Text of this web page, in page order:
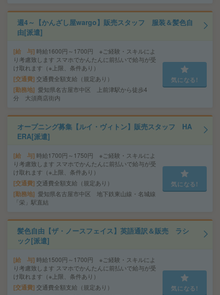
週4～【かんざし屋wargo】販売スタッフ 服装＆髪色自
由[派遣]
給 与 時給1600円～1700円 ※ご経験・スキルによ
り考慮致します スマホでかんたんに前払いで給与が受
け取れます（※上限、条件あり）
交通費 交通費全額支給（規定あり）
勤務地 愛知県名古屋市中区 上前津駅から徒歩4
分 大須商店街内
気になる!
オープニング募集【ルイ・ヴィトン】販売スタッフ HA
ERA[派遣]
給 与 時給1700円～1750円 ※ご経験・スキルによ
り考慮致します スマホでかんたんに前払いで給与が受
け取れます（※上限、条件あり）
交通費 交通費全額支給（規定あり）
勤務地 愛知県名古屋市中区 地下鉄東山線・名城線
「栄」駅直結
気になる!
髪色自由【ザ・ノースフェイス】英語通訳＆販売 ラシ
ック[派遣]
給 与 時給1500円～1700円 ※ご経験・スキルによ
り考慮致します スマホでかんたんに前払いで給与が受
け取れます（※上限、条件あり）
交通費 交通費全額支給（規定あり） 気になる!